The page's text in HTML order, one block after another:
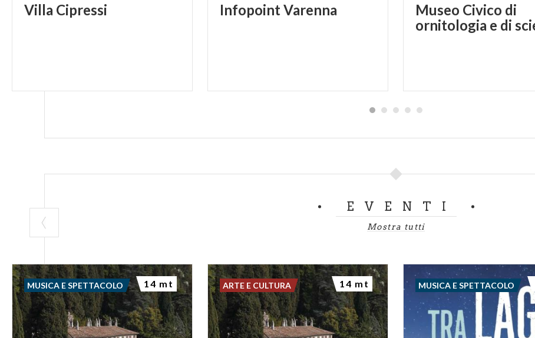
Villa Cipressi InfopointVarenna
Museo Civico di
EVENTI
Mostra tutti
MUSICA E SPETTACOLO 14 mt ARTE E CULTURA 14 mt MUSICA E SPETTACOLO